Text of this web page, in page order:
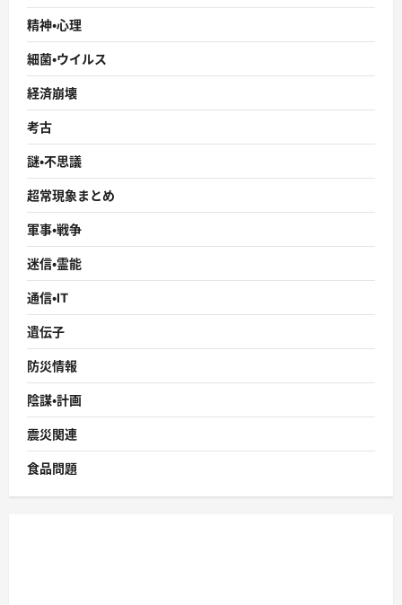
精神・心理
細菌・ウイルス
経済崩壊
考古
謎・不思議
超常現象まとめ
軍事・戦争
迷信・霊能
通信・IT
遺伝子
防災情報
陰謀・計画
震災関連
食品問題